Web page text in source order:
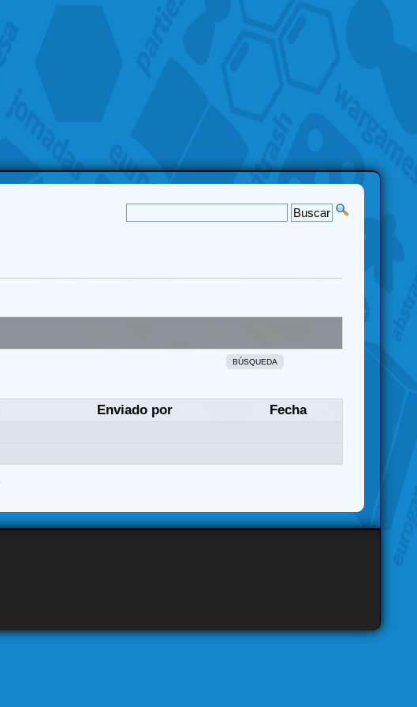
BÚSQUEDA
Enviado por
Fecha